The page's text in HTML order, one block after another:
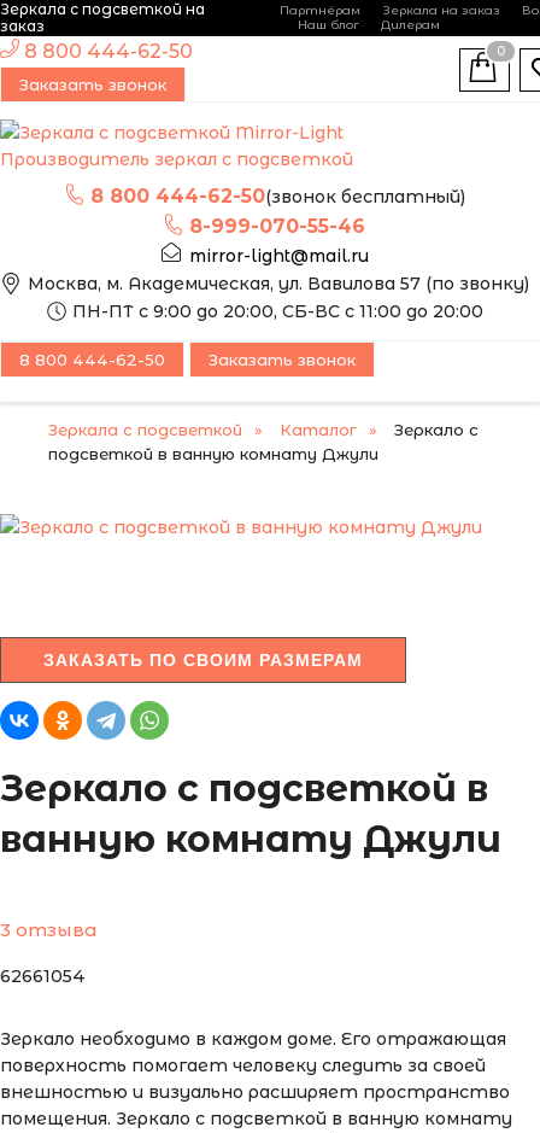
Зеркала с подсветкой на
заказ
Партнёрам Зеркала на заказ
Наш блог
Дилерам
Производитель зеркал с подсветкой
8 800 444-62-50(звонок бесплатный)
8-999-070-55-46
mirror-light@mail.ru
Москва, м. Академическая, ул. Вавилова 57 (по звонку)
ПН-ПТ с 9:00 до 20:00, СБ-ВС с 11:00 до 20:00
8 800 444-62-50
Заказать звонок
0
8 800 444-62-50 Заказать звонок
Зеркала с подсветкой Каталог
Зеркало с
подсветкой в ванную комнату Джули
ЭТО ЗЕРКАЛО МЫ
МОЖЕМ ИЗГОТОВИТЬ
ПО ВАШИМ
ЗАКАЗАТЬ ПО СВОИМ РАЗМЕРАМ
Зеркало с подсветкой в
ванную комнату Джули
3 отзыва
62661054
Зеркало необходимо в каждом доме. Его отражающая
поверхность помогает человеку следить за своей
внешностью и визуально расширяет пространство
помещения. Зеркало с подсветкой в ванную комнату
-